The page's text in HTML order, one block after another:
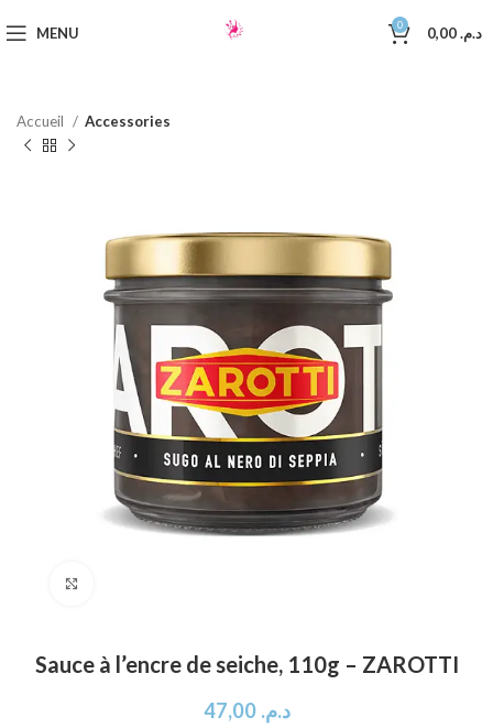
MENU 0 د.م.
Accueil Accessories
Sauce à l’encre de seiche, 110g – ZAROTTI
د.م. 47,00